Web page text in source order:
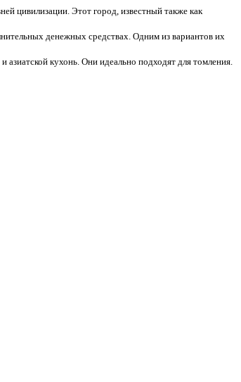
цивилизации. Этот город, известный также как
денежных средствах. Одним из вариантов их
кухонь. Они идеально подходят для томления.